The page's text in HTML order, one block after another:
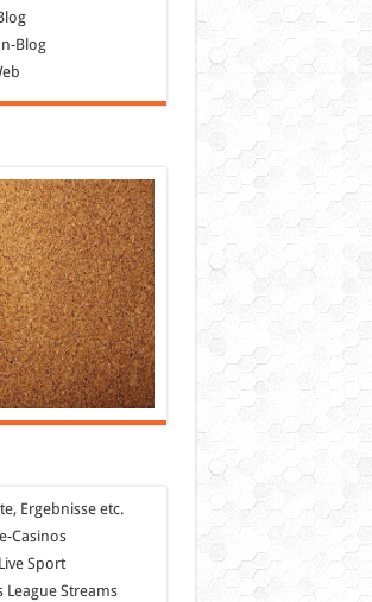
Blog
Ergebnisse etc.
Casinos
Sport
Streams